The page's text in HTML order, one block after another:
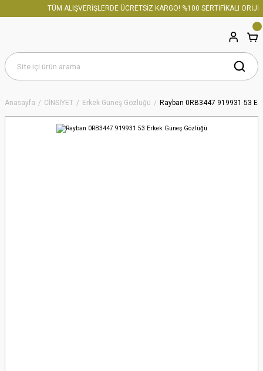
TÜM ALIŞVERİŞLERDE ÜCRETSİZ KARGO! %100 SERTİFİKALI
Anasayfa CİNSİYET Erkek Güneş Gözlüğü Rayban 0RB3447 919931 53